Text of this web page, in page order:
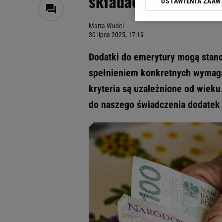
Marta Wudel
30 lipca 2025, 17:19
Dodatki do emerytury mogą
spełnieniem konkretnych
kryteria są uzależnione od
do naszego świadczenia
Klikając „Akceptuję”
My, nasi Zaufani
Użycie dokładnych
Przechowywanie
badnie odbiorców i